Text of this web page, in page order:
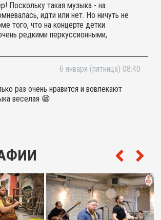
Поскольку такая музыка - на
идти или нет. Но ничуть не
того, что на концерте детки
редкими перкуссионными,
(вы, например, знаете, какой
источает калимба?), концерт очень
настраивает, погружает. Не
сколько ритм. Ну и исполнители вне
талант и чистый свет! И детки не
Спасибо группе «Длина
проекта (вы открыли для нас
Пусть о Вас узнает как можно
- классные!
6 января (пятница) 08:40
раз очень нравится и вовлекают
веселая 😁